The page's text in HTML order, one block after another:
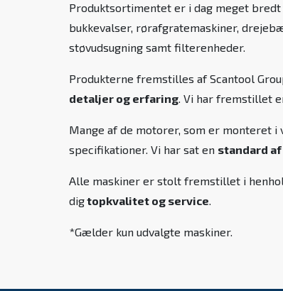
Produktsortimentet er i dag meget bredt
bukkevalser, rørafgratemaskiner,
støvudsugning samt filterenheder.
Produkterne fremstilles af Scantool
detaljer og erfaring. Vi har fremstillet
Mange af de motorer, som er monteret
specifikationer. Vi har sat en standard
Alle maskiner er stolt fremstillet i
digtopkvalitet og service.
*Gælder kun udvalgte maskiner.